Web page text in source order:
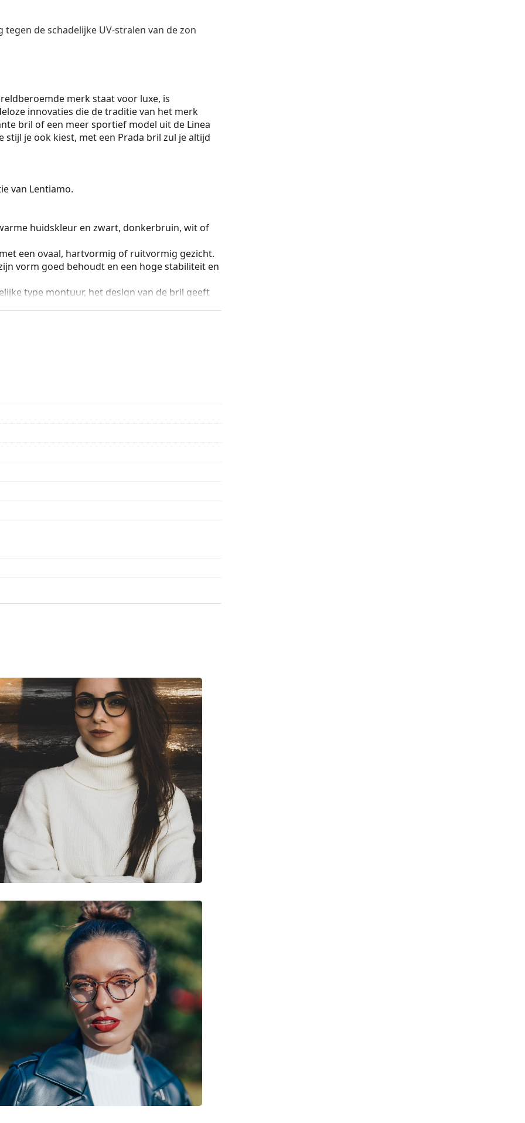
de schadelijke UV-stralen van de zon
merk staat voor luxe, is
innovaties die de traditie van het merk
bril of een meer sportief model uit de Linea
stijl je ook kiest, met een Prada bril zul je altijd
van Lentiamo.
huidskleur en zwart, donkerbruin, wit of
een ovaal, hartvormig of ruitvormig gezicht.
vorm goed behoudt en een hoge stabiliteit en
type montuur, het design van de bril geeft
optische sterkte.
neus aan en zorgen zo voor meer
worden gedaan door een ervaren opticien
de koker en het ontwerp kunnen variëren.
verzorgen van zonnebrillen. Sommige
van een doekje.
of Bekijk onzebrillengidsals je hulp nodig hebt
gebruik.